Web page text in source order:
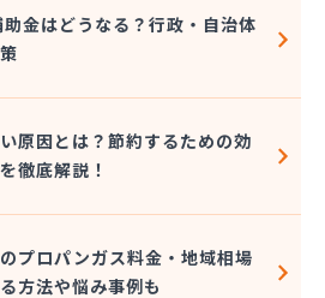
店
営業所
営業所
ッセル 横浜南店
セル 相模原店
ッセル 津久井店
ッセル 平塚店
金はどうなる？行政・自治体
原因とは？節約するための効
徹底解説！
プロパンガス料金・地域相場
方法や悩み事例も